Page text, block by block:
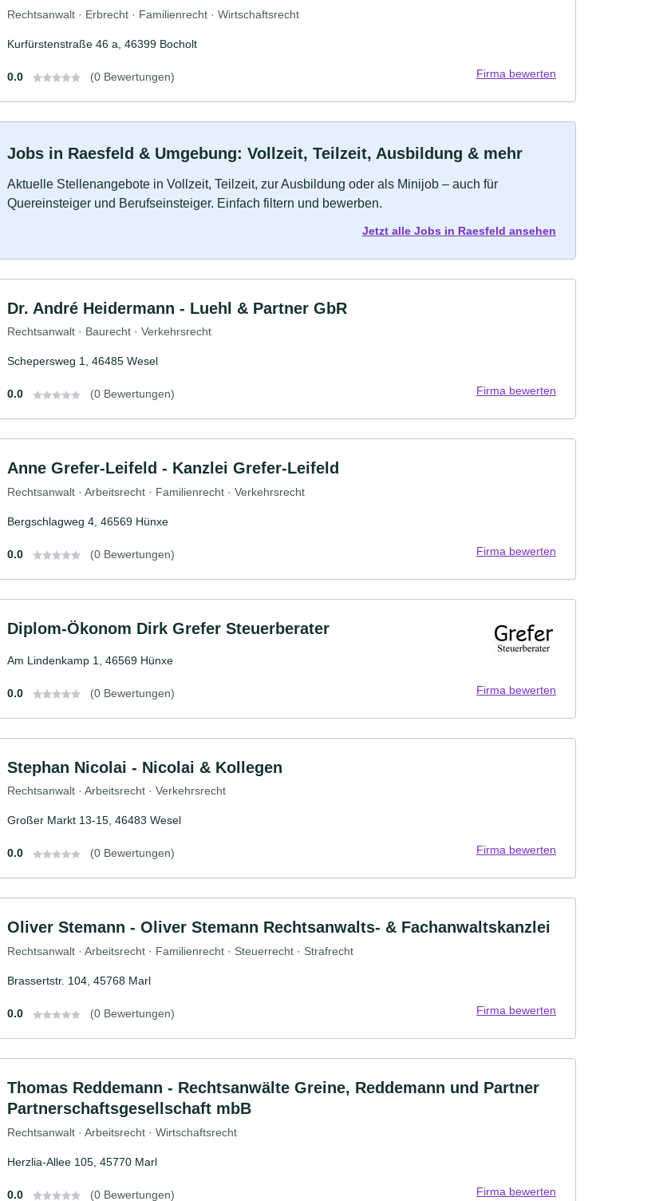
Rechtsanwalt · Erbrecht · Familienrecht · Wirtschaftsrecht
Kurfürstenstraße 46 a, 46399 Bocholt
0.0 (0 Bewertungen) Firma bewerten
Jobs in Raesfeld & Umgebung: Vollzeit, Teilzeit, Ausbildung & mehr
Aktuelle Stellenangebote in Vollzeit, Teilzeit, zur Ausbildung oder als Minijob – auch für
Quereinsteiger und Berufseinsteiger. Einfach filtern und bewerben.
Jetzt alle Jobs in Raesfeld ansehen
Dr. André Heidermann - Luehl & Partner GbR
Rechtsanwalt · Baurecht · Verkehrsrecht
Schepersweg 1, 46485 Wesel
0.0 (0 Bewertungen) Firma bewerten
Anne Grefer-Leifeld - Kanzlei Grefer-Leifeld
Rechtsanwalt · Arbeitsrecht · Familienrecht · Verkehrsrecht
Bergschlagweg 4, 46569 Hünxe
0.0 (0 Bewertungen) Firma bewerten
Diplom-Ökonom Dirk Grefer Steuerberater
Am Lindenkamp 1, 46569 Hünxe
0.0 (0 Bewertungen) Firma bewerten
Stephan Nicolai - Nicolai & Kollegen
Rechtsanwalt · Arbeitsrecht · Verkehrsrecht
Großer Markt 13-15, 46483 Wesel
0.0 (0 Bewertungen) Firma bewerten
Oliver Stemann - Oliver Stemann Rechtsanwalts- & Fachanwaltskanzlei
Rechtsanwalt · Arbeitsrecht · Familienrecht · Steuerrecht · Strafrecht
Brassertstr. 104, 45768 Marl
0.0 (0 Bewertungen) Firma bewerten
Thomas Reddemann - Rechtsanwälte Greine, Reddemann und Partner
Partnerschaftsgesellschaft mbB
Rechtsanwalt · Arbeitsrecht · Wirtschaftsrecht
Herzlia-Allee 105, 45770 Marl
0.0 (0 Bewertungen) Firma bewerten